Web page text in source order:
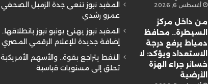
أغسطس 6, 2026
من داخل مركز
السيطرة.. محافظ
دمياط يرفع درجة
الاستعداد ويؤكد: لا
خسائر جراء الهزة
الأرضية
المفيد نيوز تنعى جدة الزميل الصحفي
عمرو رشدي
المفيد نيوز يهنئ يونيو نيوز بانطلاقها..
إضافة جديدة للإعلام الرقمي المصري
النفط يتراجع بقوة.. والأسهم الأمريكية
تحلق إلى مستويات قياسية